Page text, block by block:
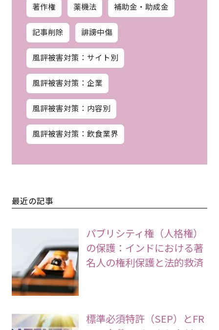
著作権 薬機法 補助金・助成金
記事削除 誹謗中傷
風評被害対策：サイト別
風評被害対策：企業
風評被害対策：内容別
風評被害対策：飲食業界
最近の記事
パブリシティ権（人格権）
の保護：インドにおける著
名人の権利保護と法的救済
標準必須特許（SEP）とFR